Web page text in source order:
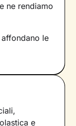
ne rendiamo
affondano le
e
il
e